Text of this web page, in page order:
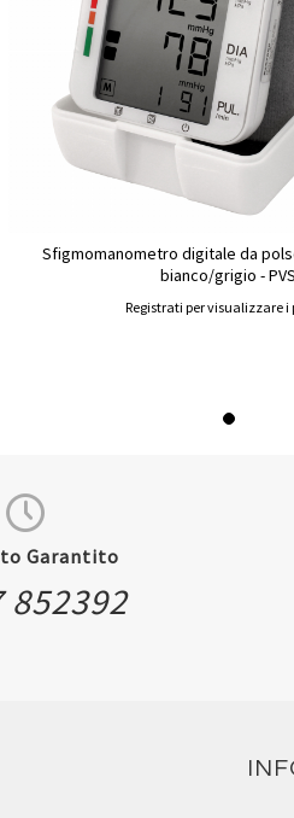
Sfigmomanometro digitale da
bianco/grigio - PVS
Registrati per visualizzare i
Garantito
852392